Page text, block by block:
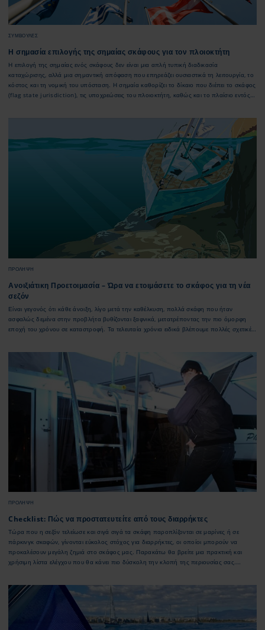
ΣΥΜΒΟΥΛΕΣ
Η σημασία επιλογής της σημαίας σκάφους για τον πλοιοκτήτη
Η επιλογή της σημαίας ενός σκάφους δεν είναι μια απλή τυπική διαδικασία
καταχώρισης, αλλά μια σημαντική απόφαση που επηρεάζει ουσιαστικά τη λειτουργία, το
κόστος και τη νομική του υπόσταση. Η σημαία καθορίζει το δίκαιο που διέπει το σκάφος
(flag state jurisdiction), τις υποχρεώσεις του πλοιοκτήτη, καθώς και το πλαίσιο εντός
ΠΡΌΛΗΨΗ
Ανοιξιάτικη Προετοιμασία – Ώρα να ετοιμάσετε το σκάφος για τη νέα
σεζόν
Είναι γεγονός ότι κάθε άνοιξη, λίγο μετά την καθέλκυση, πολλά σκάφη που ήταν
ασφαλώς δεμένα στην προβλήτα βυθίζονται ξαφνικά, μετατρέποντας την πιο όμορφη
εποχή του χρόνου σε καταστροφή. Τα τελευταία χρόνια ειδικά βλέπουμε πολλές σχετικές
συμβουλές για την αποφυγή ζημιών και την ασφαλή έναρξη της σεζόν.
ΠΡΌΛΗΨΗ
Checklist: Πώς να προστατευτείτε από τους διαρρήκτες
Τώρα που η σεζόν τελείωσε και σιγά σιγά τα σκάφη παροπλίζονται σε μαρίνες ή σε
πάρκινγκ σκαφών, γίνονται εύκολος στόχος για διαρρήκτες, οι οποίοι μπορούν να
προκαλέσουν μεγάλη ζημιά στο σκάφος μας. Παρακάτω θα βρείτε μια πρακτική και
χρήσιμη λίστα ελέγχου που θα κάνει πιο δύσκολη την κλοπή της περιουσίας σας.
ανάγκες, αλλά αν θεωρείτε ότι μας έχει διαφύγει κάποιο κρίσιμο βήμα, επικοινωνήστε
μαζί μας.